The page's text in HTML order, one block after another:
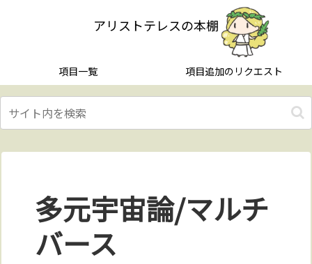
アリストテレスの本棚
項目一覧 項目追加のリクエスト
多元宇宙論/マルチ
バース